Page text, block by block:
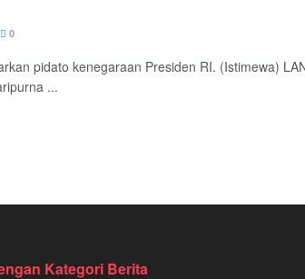
0
pidato kenegaraan Presiden RI. (Istimewa)
...
Kategori Berita